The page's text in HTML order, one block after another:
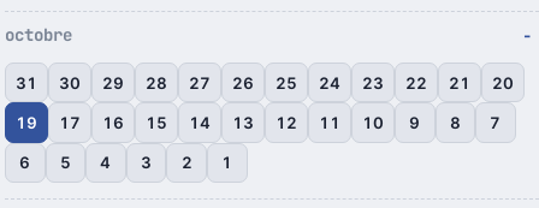
octobre
31 30 29 28 27 26 25 24 23 22 21 20
19 17 16 15 14 13 12 11 10 9 8 7
6 5 4 3 2 1